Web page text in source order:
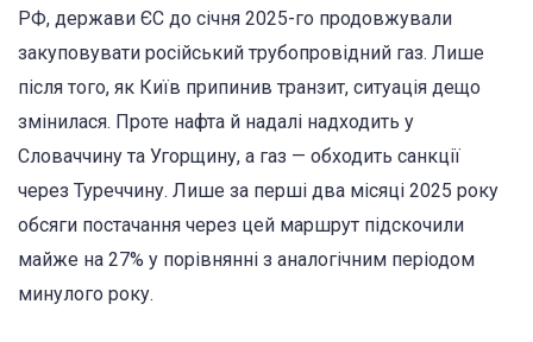
РФ, держави ЄС до січня 2025-го продовжували
закуповувати російський трубопровідний газ. Лише
після того, як Київ припинив транзит, ситуація дещо
змінилася. Проте нафта й надалі надходить у
Словаччину та Угорщину, а газ — обходить санкції
через Туреччину. Лише за перші два місяці 2025 року
обсяги постачання через цей маршрут підскочили
майже на 27% у порівнянні з аналогічним періодом
минулого року.